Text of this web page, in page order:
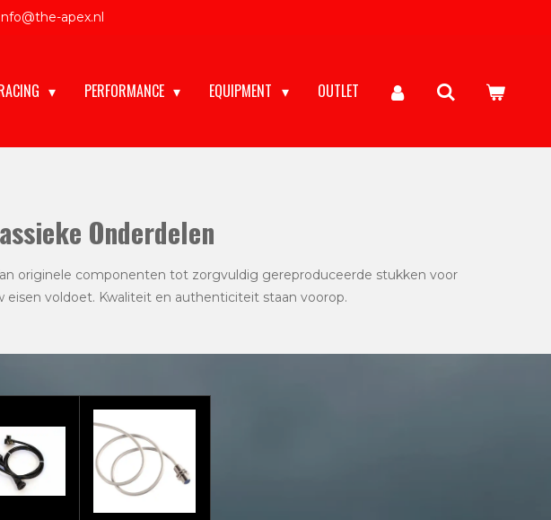
apex.nl
PERFORMANCE EQUIPMENT OUTLET
Onderdelen
originele componenten tot zorgvuldig gereproduceerde stukken voor
voldoet. Kwaliteit en authenticiteit staan voorop.